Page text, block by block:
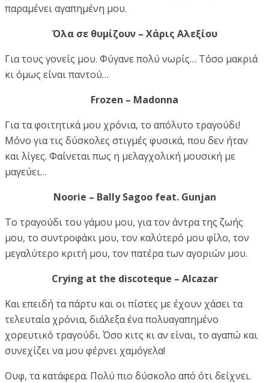
παραμένει αγαπημένη μου.
Όλα σε θυμίζουν – Χάρις Αλεξίου
Για τους γονείς μου. Φύγανε πολύ νωρίς… Τόσο μακριά
κι όμως είναι παντού…
Frozen – Madonna
Για τα φοιτητικά μου χρόνια, το απόλυτο τραγούδι!
Μόνο για τις δύσκολες στιγμές φυσικά, που δεν ήταν
και λίγες. Φαίνεται πως η μελαγχολική μουσική με
μαγεύει…
Noorie – Bally Sagoo feat. Gunjan
Το τραγούδι του γάμου μου, για τον άντρα της ζωής
μου, το συντροφάκι μου, τον καλύτερό μου φίλο, τον
μεγαλύτερο κριτή μου, τον πατέρα των αγοριών μου.
Crying at the discoteque – Alcazar
Και επειδή τα πάρτυ και οι πίστες με έχουν χάσει τα
τελευταία χρόνια, διάλεξα ένα πολυαγαπημένο
χορευτικό τραγούδι. Όσο κιτς κι αν είναι, το αγαπώ και
συνεχίζει να μου φέρνει χαμόγελα!
Ουφ, τα κατάφερα. Πολύ πιο δύσκολο από ότι δείχνει.